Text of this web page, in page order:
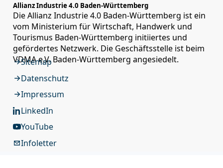
Allianz Industrie 4.0 Baden-Württemberg
Die Allianz Industrie 4.0 Baden-Württemberg ist ein
vom Ministerium für Wirtschaft, Handwerk und
Tourismus Baden-Württemberg initiiertes und
gefördertes Netzwerk. Die Geschäftsstelle ist beim
VDMA e.V. Baden-Württemberg angesiedelt.
Sitemap
Datenschutz
Impressum
LinkedIn
YouTube
Infoletter